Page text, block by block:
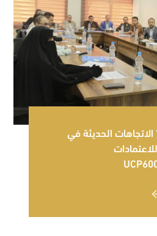
الاتجاهات الحديثة في